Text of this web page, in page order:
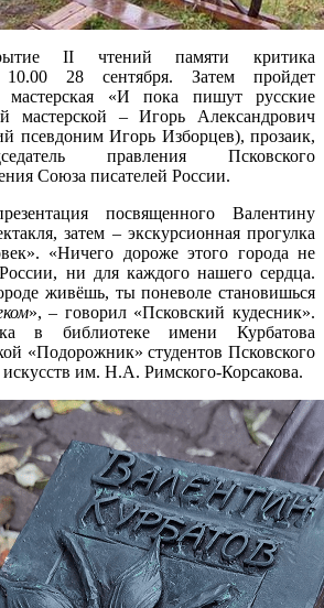
II чтений памяти критика
10.00 28 сентября. Затем пройдет
мастерская «И пока пишут русские
– Игорь Александрович
псевдоним Игорь Изборцев), прозаик,
правления Псковского
Союза писателей России.
посвященного Валентину
затем – экскурсионная прогулка
«Ничего дороже этого города не
ни для каждого нашего сердца.
живёшь, ты поневоле становишься
», – говорил «Псковский кудесник».
в библиотеке имени Курбатова
«Подорожник» студентов Псковского
искусств им. Н.А. Римского-Корсакова.